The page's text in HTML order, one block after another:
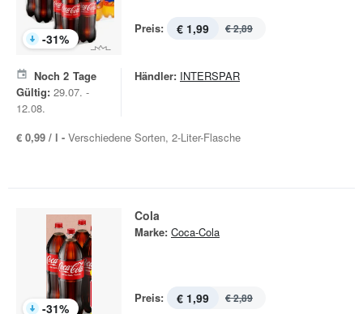
-31%
Preis: € 1,99 € 2,89
Noch 2 Tage
Gültig: 29.07. -
12.08.
Händler: INTERSPAR
€ 0,99 / l - Verschiedene Sorten, 2-Liter-Flasche
-31%
Cola
Marke: Coca-Cola
Preis: € 1,99 € 2,89